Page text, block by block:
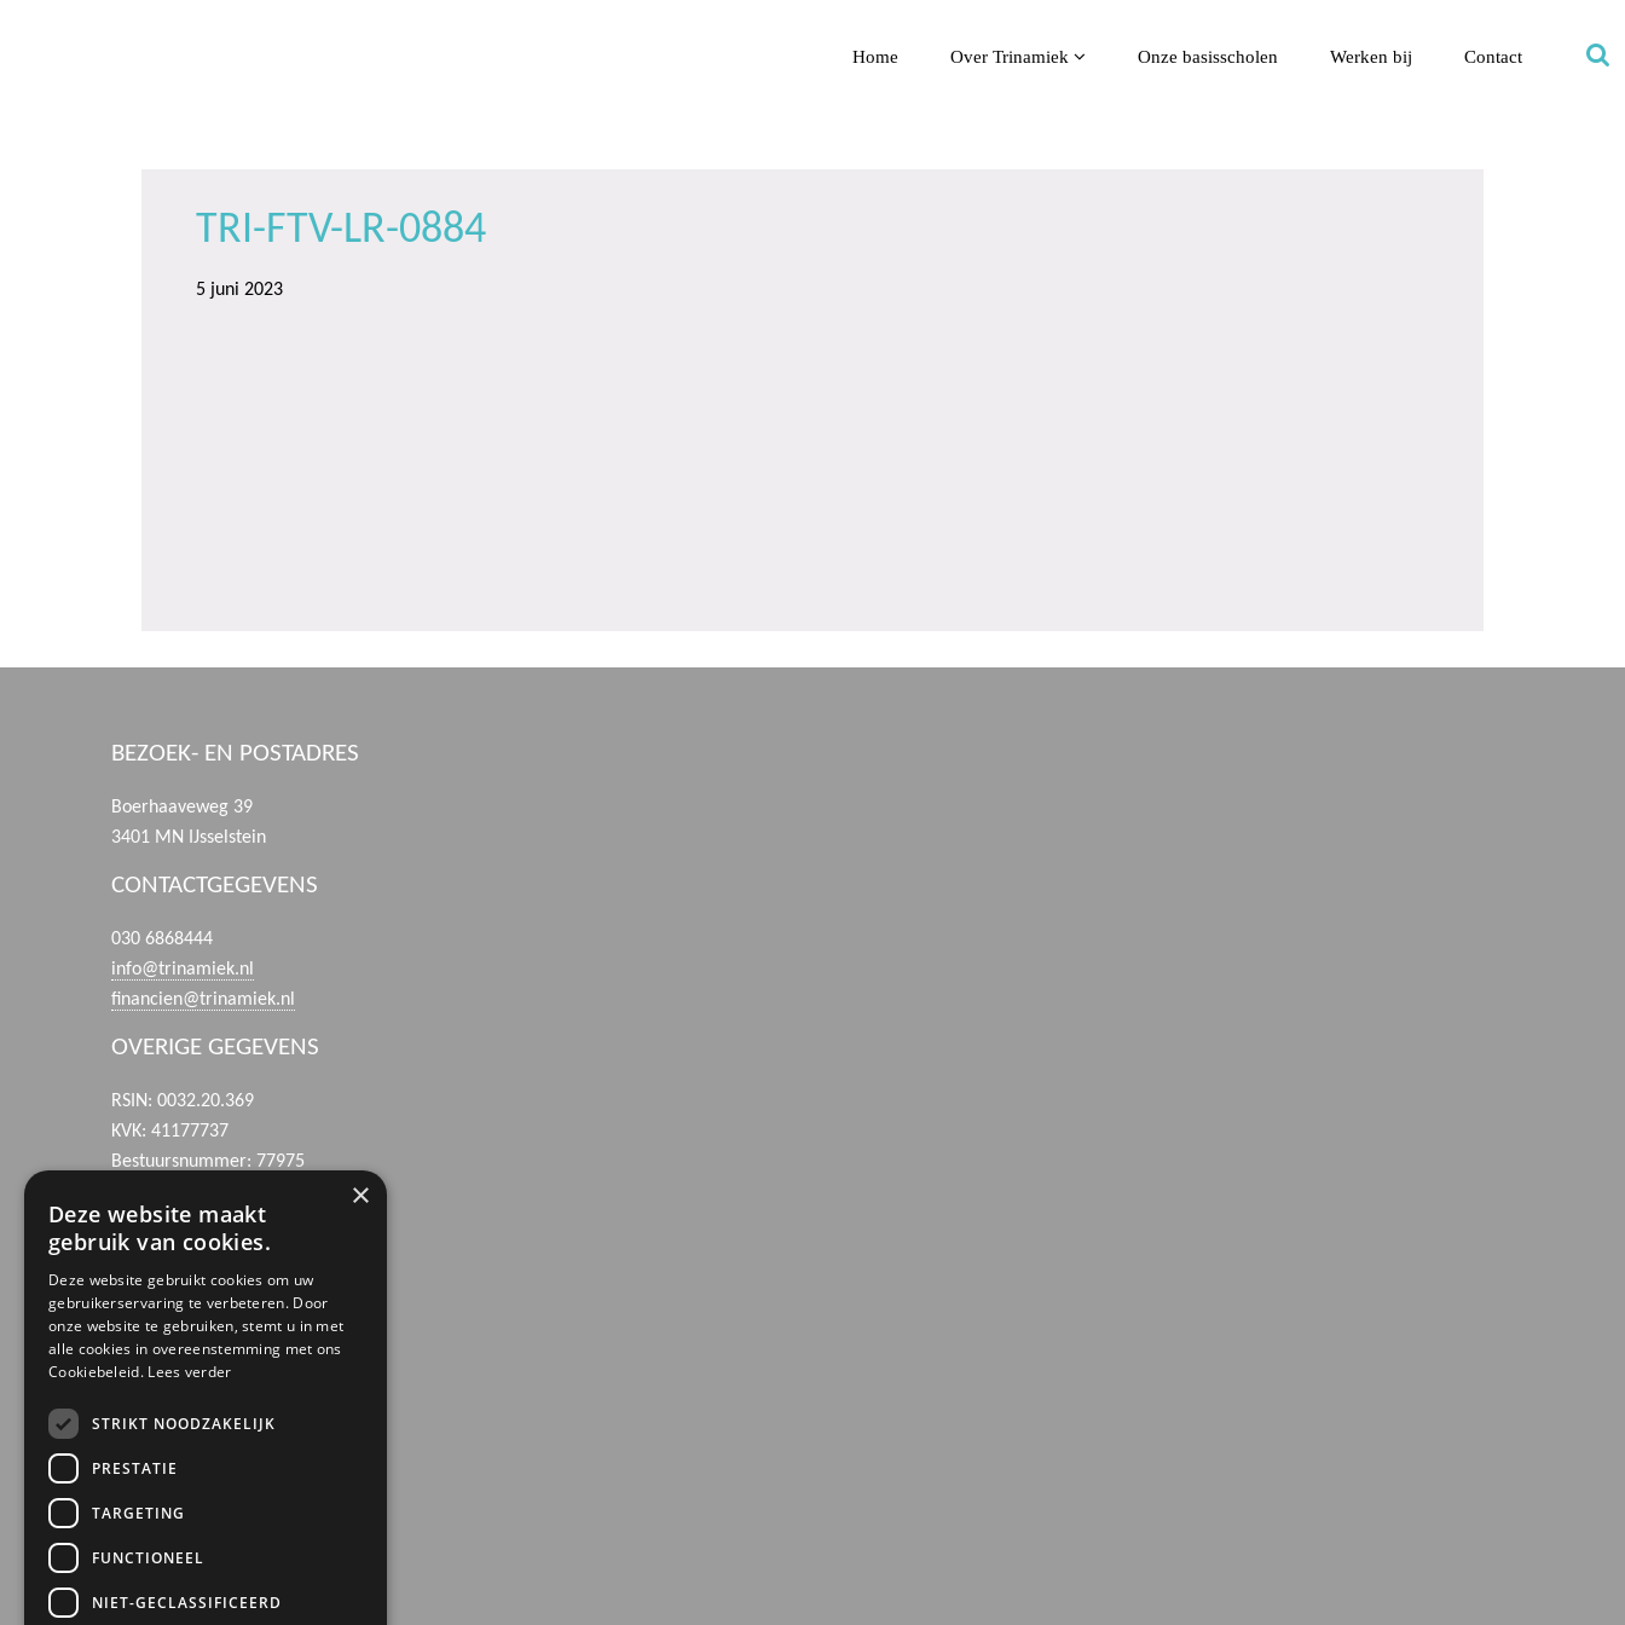
Home Over Trinamiek Onze basisscholen Werken bij Contact
TRI-FTV-LR-0884
5 juni 2023
BEZOEK- EN POSTADRES
Boerhaaveweg 39
3401 MN IJsselstein
CONTACTGEGEVENS
030 6868444
info@trinamiek.nl
financien@trinamiek.nl
OVERIGE GEGEVENS
RSIN: 0032.20.369
KVK: 41177737
Bestuursnummer: 77975
×
Deze website maakt
gebruik van cookies.
Deze website gebruikt cookies om uw
gebruikerservaring te verbeteren. Door
onze website te gebruiken, stemt u in met
alle cookies in overeenstemming met ons
Cookiebeleid. Lees verder
STRIKT NOODZAKELIJK
PRESTATIE
TARGETING
FUNCTIONEEL
NIET-GECLASSIFICEERD